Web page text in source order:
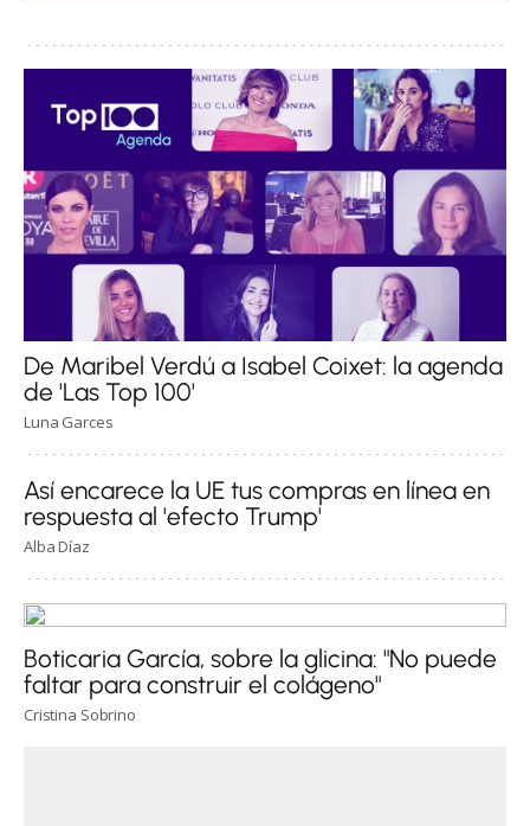
De Maribel Verdú a Isabel Coixet: la agenda
de 'Las Top 100'
Luna Garces
Así encarece la UE tus compras en línea en
respuesta al 'efecto Trump'
Alba Díaz
Boticaria García, sobre la glicina: "No puede
faltar para construir el colágeno"
Cristina Sobrino